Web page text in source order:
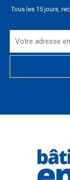
Tous les 15 jours,